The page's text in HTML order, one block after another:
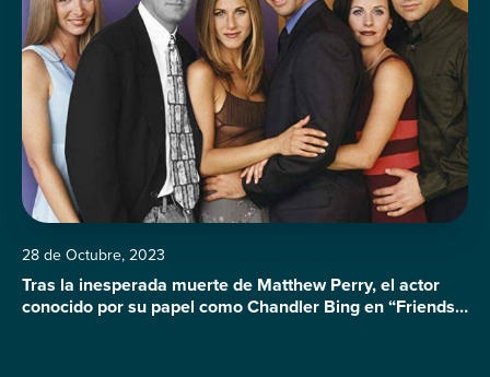
28 de Octubre, 2023
Tras la inesperada muerte de Matthew Perry, el actor
conocido por su papel como Chandler Bing en “Friends”,